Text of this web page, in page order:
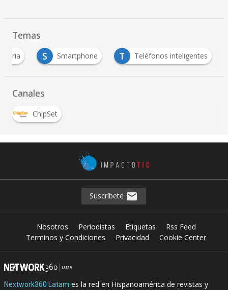
Temas
S Smartphone T Teléfonos inteligentes
Canales
ChipSet
Suscríbete
Nosotros Periodistas Etiquetas
Rss Feed
Terminos y Condiciones
Privacidad Cookie Center
Nextwork360 Latam es la red en Hispanoamérica de revistas y